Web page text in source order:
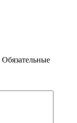
Обязательные